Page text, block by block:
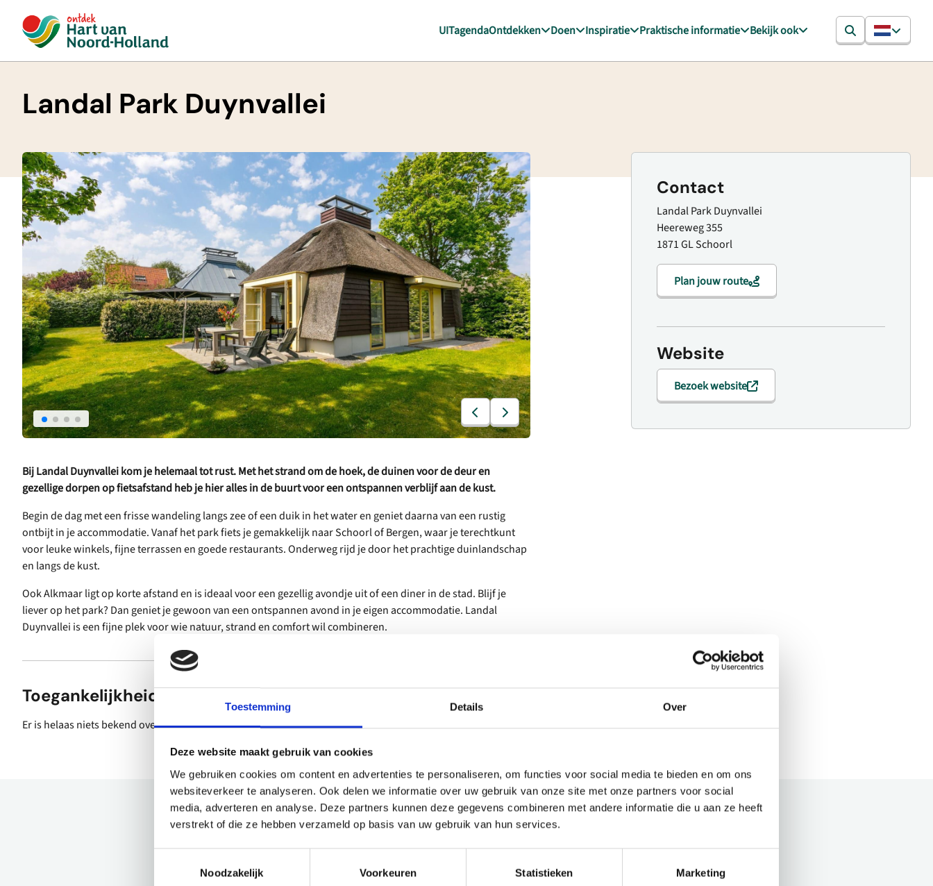
Toestemming Details Over
Deze website maakt gebruik van cookies
We gebruiken cookies om content en advertenties te personaliseren, om functies voor social media te bieden en om ons
websiteverkeer te analyseren. Ook delen we informatie over uw gebruik van onze site met onze partners voor social
media, adverteren en analyse. Deze partners kunnen deze gegevens combineren met andere informatie die u aan ze heeft
verstrekt of die ze hebben verzameld op basis van uw gebruik van hun services.
Noodzakelijk
Voorkeuren Statistieken Marketing
UITagendaOntdekken Doen Inspiratie Praktische informatie Bekijk ook
Landal Park Duynvallei
Bij Landal Duynvallei kom je helemaal tot rust. Met het strand om de hoek, de duinen voor de deur en
gezellige dorpen op fietsafstand heb je hier alles in de buurt voor een ontspannen verblijf aan de kust.
Begin de dag met een frisse wandeling langs zee of een duik in het water en geniet daarna van een rustig
ontbijt in je accommodatie. Vanaf het park fiets je gemakkelijk naar Schoorl of Bergen, waar je terechtkunt
voor leuke winkels, fijne terrassen en goede restaurants. Onderweg rijd je door het prachtige duinlandschap
en langs de kust.
Ook Alkmaar ligt op korte afstand en is ideaal voor een gezellig avondje uit of een diner in de stad. Blijf je
liever op het park? Dan geniet je gewoon van een ontspannen avond in je eigen accommodatie. Landal
Duynvallei is een fijne plek voor wie natuur, strand en comfort wil combineren.
Toegankelijkheid
Er is helaas niets bekend over de toegankelijkheid.
Contact
Landal Park Duynvallei
Heereweg 355
1871 GL Schoorl
Plan jouw route
Website
Bezoek website